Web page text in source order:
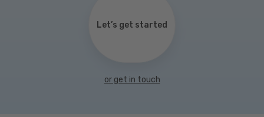
Let’s get started
or get in touch